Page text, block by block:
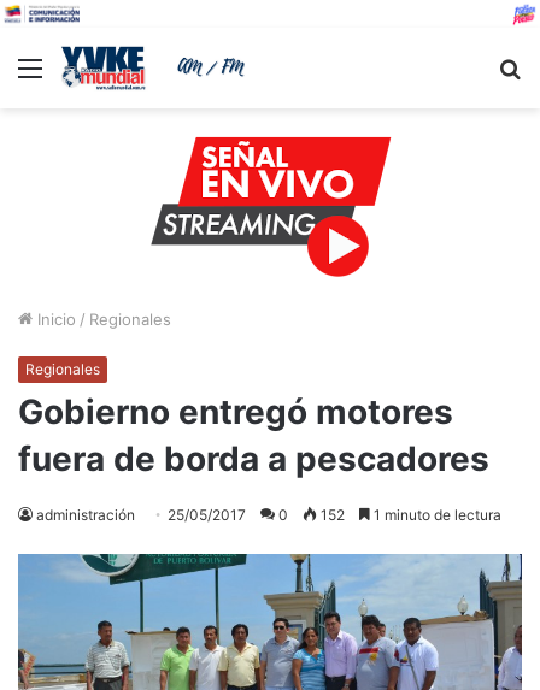
Menu
Inicio / Regionales
Regionales
Gobierno entregó motores
fuera de borda a pescadores
administración 25/05/2017 0 152 1 minuto de lectura